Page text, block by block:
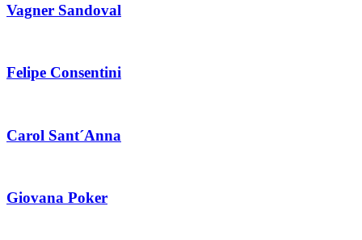
Vagner Sandoval
Felipe Consentini
Carol Sant´Anna
Giovana Poker